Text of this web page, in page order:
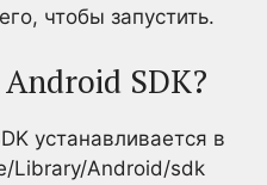
чтобы запустить.
SDK?
устанавливается в
Library/Android/sdk